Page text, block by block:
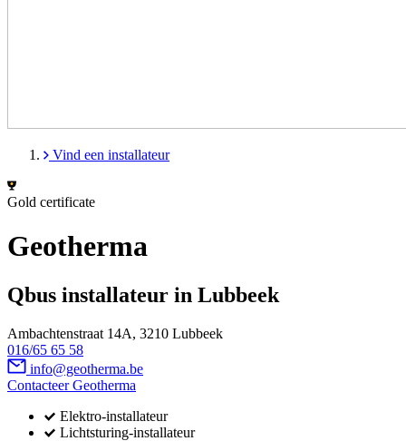
Vind een installateur
Gold certificate
Geotherma
Qbus installateur in Lubbeek
Ambachtenstraat 14A, 3210 Lubbeek
016/65 65 58
info@geotherma.be
Contacteer Geotherma
Elektro-installateur
Lichtsturing-installateur